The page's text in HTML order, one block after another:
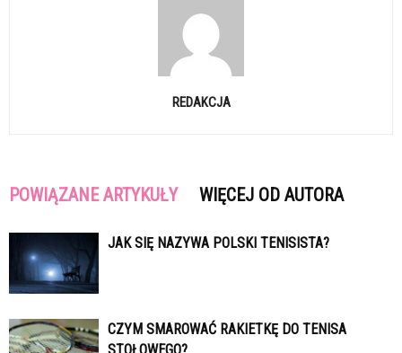
REDAKCJA
POWIĄZANE ARTYKUŁY WIĘCEJ OD AUTORA
JAK SIĘ NAZYWA POLSKI TENISISTA?
CZYM SMAROWAĆ RAKIETKĘ DO TENISA
STOŁOWEGO?